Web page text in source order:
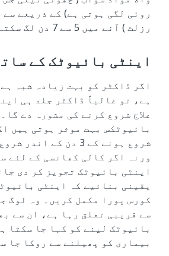
روئی لگی ہوتی ہے) کے ذریعے
رزلٹ ) آنے میں 5 سے 7 دن لگ سکتے ہیں۔
اینٹی بائیوٹک کے
اگر ڈاکٹر کو بہت زیادہ شبہ
ہے، تو غالباً ڈاکٹر جلد ہی
علاج شروع کرنے کی مشورہ دے
بائیوٹکس بہت موثر ہوتی ہیں
شروع ہونے کے 3 دن کے
ورنہ اگر کالی کھانسی کے لئے
اینٹی بائیوٹک تجویز کر دی
یقینی بنائیے کہ اینٹی
کورس پورا مکمل کریں۔ وہ لوگ
سے قریبی تعلق رہا ہے، ان سے
بائیوٹک لینے کو کہا جا سکتا
بیماری کو پھیلنے سے روکا جا